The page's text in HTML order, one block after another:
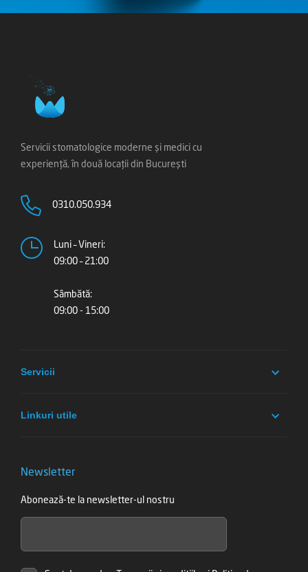
Servicii stomatologice moderne și medici cu
experiență, în două locații din București
0310.050.934
Luni – Vineri:
09:00 – 21:00
Sâmbătă:
09:00 - 15:00
Servicii
Linkuri utile
Newsletter
Abonează-te la newsletter-ul nostru